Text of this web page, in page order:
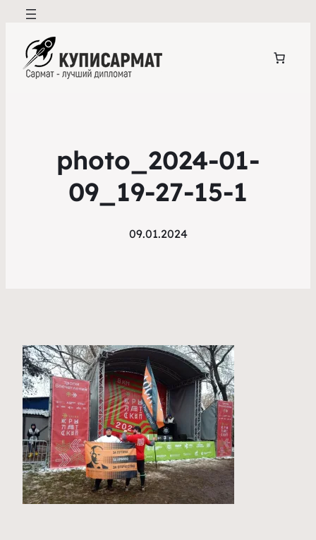
photo_2024-01-
09_19-27-15-1
09.01.2024